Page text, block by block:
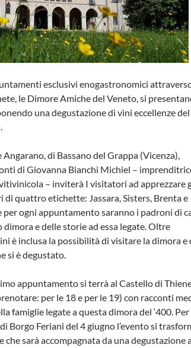
esclusivi enogastronomici
le Dimore Amiche del Veneto, si
una degustazione di vini eccellenze del
Angarano, di Bassano del Grappa (Vicenza),
di Giovanna Bianchi Michiel –
– inviterà I visitatori ad apprezzare
di quattro etichette: Jassara, Sisters, Brenta e
ogni appuntamento saranno i padroni di
dimora e delle storie ad essa legate. Oltre
è inclusa la possibilità di visitare la dimora e
si è degustato.
appuntamento si terrà al Castello di
per le 18 e per le 19) con racconti
famiglie legate a questa dimora del ‘400. Per
Borgo Feriani del 4 giugno l’evento si
che sarà accompagnata da una degustazione